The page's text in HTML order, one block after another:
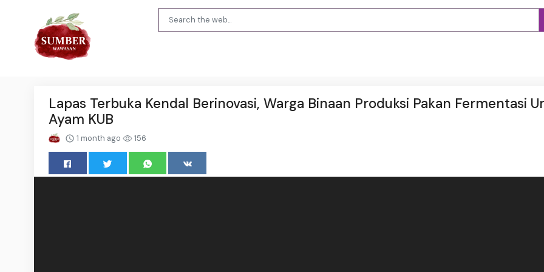
Lapas Terbuka Kendal Berinovasi, Warga Binaan Produksi Pakan Fermentasi
Ayam KUB
1 month ago 156